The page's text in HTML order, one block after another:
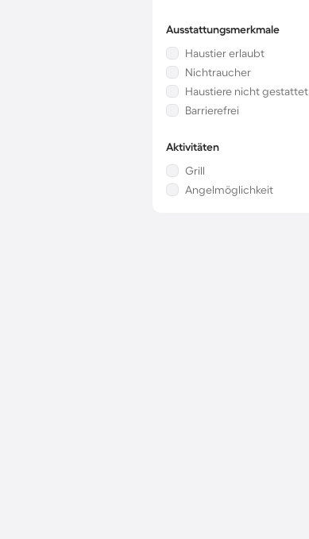
Ausstattungsmerkmale
Haustier erlaubt
Nichtraucher
Haustiere nicht gestattet
Barrierefrei
Aktivitäten
Grill
Angelmöglichkeit